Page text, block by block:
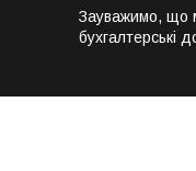
Зауважимо, що
бухгалтерські